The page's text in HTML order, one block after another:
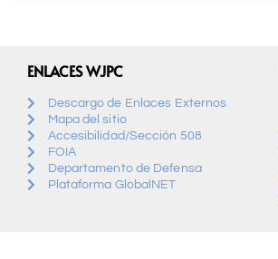
ENLACES WJPC
Descargo de Enlaces Externos
Mapa del sitio
Accesibilidad/Sección 508
FOIA
Departamento de Defensa
Plataforma GlobalNET